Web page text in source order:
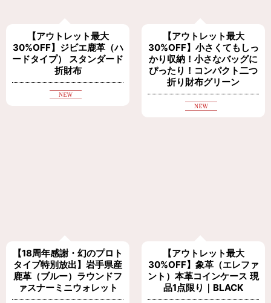
【アウトレット最大
30%OFF】ジビエ鹿革（ハ
ードタイプ） スタンダード
折財布
【アウトレット最大
30%OFF】小さくてもしっ
かり収納！小さなバッグに
ぴったり！コンパクト二つ
折り財布グリーン
【18周年感謝・幻のプロト
タイプ特別放出】岩手県産
鹿革（ブルー）ラウンドフ
ァスナーミニウォレット
【アウトレット最大
30%OFF】象革（エレファ
ント）本革コインケース 現
品1点限り｜BLACK